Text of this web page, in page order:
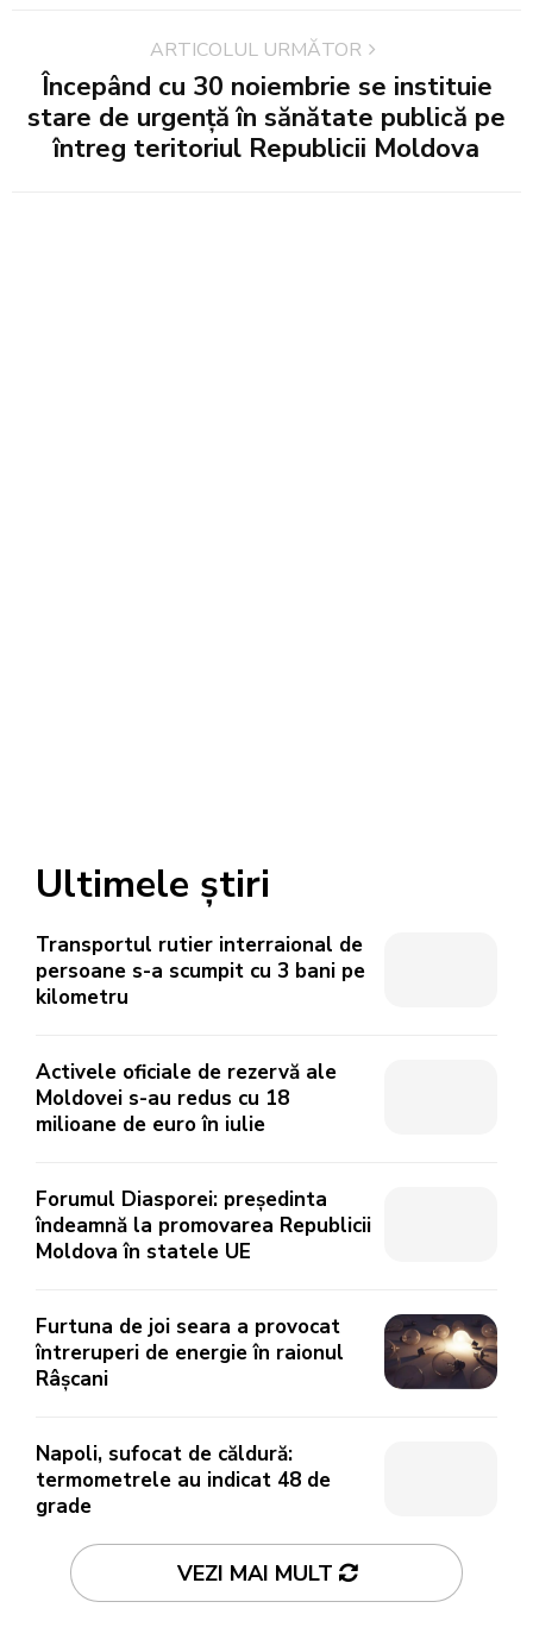
ARTICOLUL URMĂTOR
Începând cu 30 noiembrie se instituie
stare de urgență în sănătate publică pe
întreg teritoriul Republicii Moldova
Ultimele știri
Transportul rutier interraional de
persoane s-a scumpit cu 3 bani pe
kilometru
Activele oficiale de rezervă ale
Moldovei s-au redus cu 18
milioane de euro în iulie
Forumul Diasporei: președinta
îndeamnă la promovarea Republicii
Moldova în statele UE
Furtuna de joi seara a provocat
întreruperi de energie în raionul
Râșcani
Napoli, sufocat de căldură:
termometrele au indicat 48 de
grade
VEZI MAI MULT